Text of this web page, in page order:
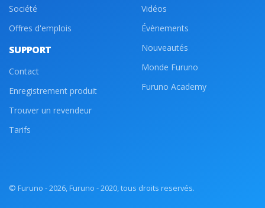
Société
Offres d'emplois
SUPPORT
Contact
Enregistrement produit
Trouver un revendeur
Tarifs
Vidéos
Évènements
Nouveautés
Monde Furuno
Furuno Academy
© Furuno - 2026, Furuno - 2020, tous droits reservés.